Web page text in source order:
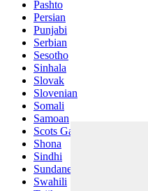
Pashto
Persian
Punjabi
Serbian
Sesotho
Sinhala
Slovak
Slovenian
Somali
Samoan
Scots Gaelic
Shona
Sindhi
Sundanese
Swahili